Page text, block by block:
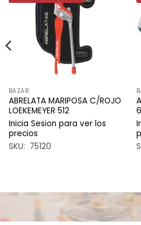
BAZAR
ABRELATA MARIPOSA C/ROJO
LOEKEMEYER 512
Inicia Sesion para ver los
precios
SKU: 75120